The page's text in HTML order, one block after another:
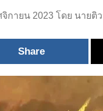
กายน 2023 โดย นายติ
Share